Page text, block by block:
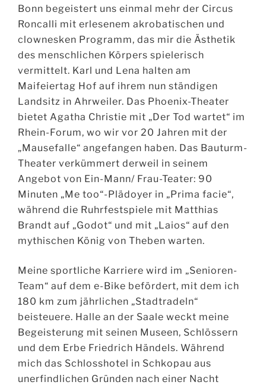
Bonn begeistert uns einmal mehr der Circus
Roncalli mit erlesenem akrobatischen und
clownesken Programm, das mir die Ästhetik
des menschlichen Körpers spielerisch
vermittelt. Karl und Lena halten am
Maifeiertag Hof auf ihrem nun ständigen
Landsitz in Ahrweiler. Das Phoenix-Theater
bietet Agatha Christie mit „Der Tod wartet“ im
Rhein-Forum, wo wir vor 20 Jahren mit der
„Mausefalle“ angefangen haben. Das Bauturm-
Theater verkümmert derweil in seinem
Angebot von Ein-Mann/ Frau-Teater: 90
Minuten „Me too“-Plädoyer in „Prima facie“,
während die Ruhrfestspiele mit Matthias
Brandt auf „Godot“ und mit „Laios“ auf den
mythischen König von Theben warten.
Meine sportliche Karriere wird im „Senioren-
Team“ auf dem e-Bike befördert, mit dem ich
180 km zum jährlichen „Stadtradeln“
beisteuere. Halle an der Saale weckt meine
Begeisterung mit seinen Museen, Schlössern
und dem Erbe Friedrich Händels. Während
mich das Schlosshotel in Schkopau aus
unerfindlichen Gründen nach einer Nacht